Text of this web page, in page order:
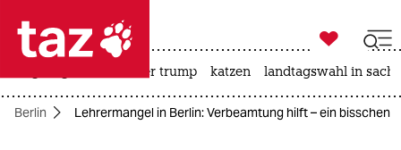
 taz zahl ich
taz zahl ich

taz zahl ich
usa unter trump katzen landtagswahl in
Berlin Lehrermangel in Berlin: Verbeamtung hilft – ein bisschen